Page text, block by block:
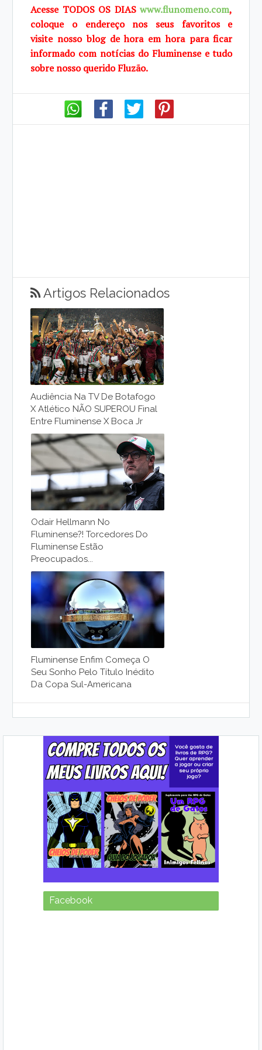
Acesse TODOS OS DIASwww.flunomeno.com,
coloque o endereço nos seus favoritos e
visite nosso blog dehora em hora para ficar
informado com notícias do Fluminense e tudo
sobrenosso queridoFluzão.
Artigos Relacionados
Audiência Na TV De Botafogo
X Atlético NÃO SUPEROU Final
Entre Fluminense X Boca Jr
Odair Hellmann No
Fluminense?! Torcedores Do
Fluminense Estão
Preocupados...
Fluminense Enfim Começa O
Seu Sonho Pelo Título Inédito
Da Copa Sul-Americana
Facebook